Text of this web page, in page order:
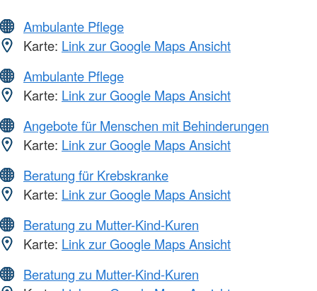
Ambulante Pflege
Karte: Link zur Google Maps Ansicht
Ambulante Pflege
Karte: Link zur Google Maps Ansicht
Angebote für Menschen mit Behinderungen
Karte: Link zur Google Maps Ansicht
Beratung für Krebskranke
Karte: Link zur Google Maps Ansicht
Beratung zu Mutter-Kind-Kuren
Karte: Link zur Google Maps Ansicht
Beratung zu Mutter-Kind-Kuren